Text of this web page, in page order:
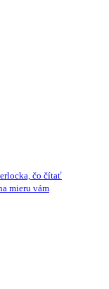
čo čítať
mieru vám